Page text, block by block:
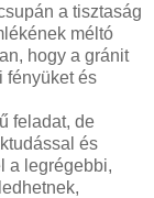
a tisztaság
méltó
hogy a gránit
fényüket és
feladat, de
és
a legrégebbi,